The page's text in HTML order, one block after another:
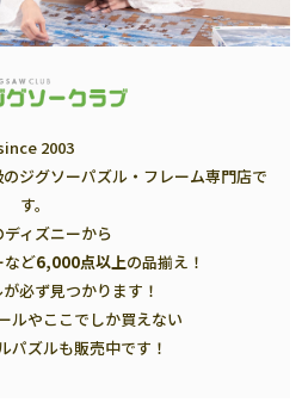
2003
ジグソーパズル・フレーム専門店で
す。
ディズニーから
など6,000点以上の品揃え！
必ず見つかります！
ルやここでしか買えない
パズルも販売中です！